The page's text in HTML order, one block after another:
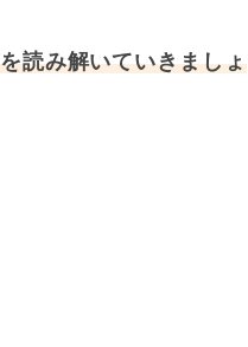
読み解いていきましょ